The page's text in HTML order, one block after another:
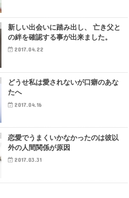
新しい出会いに踏み出し、 亡き父と
の絆を確認する事が出来ました。
2017.04.22
どうせ私は愛されないが口癖のあな
たへ
2017.04.16
恋愛でうまくいかなかったのは彼以
外の人間関係が原因
2017.03.31